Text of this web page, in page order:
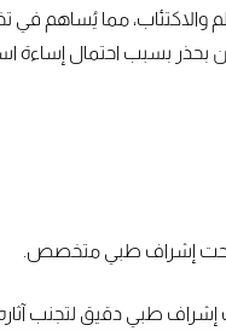
والاكتئاب، مما يُساهم
تحت إشراف طبي متخصص.
طبي دقيق لتجنب آثاره